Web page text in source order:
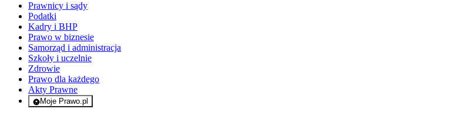
Prawnicy i sądy
Podatki
Kadry i BHP
Prawo w biznesie
Samorząd i administracja
Szkoły i uczelnie
Zdrowie
Prawo dla każdego
Akty Prawne
Moje Prawo.pl
- rejestracja i logowanie do serwisu